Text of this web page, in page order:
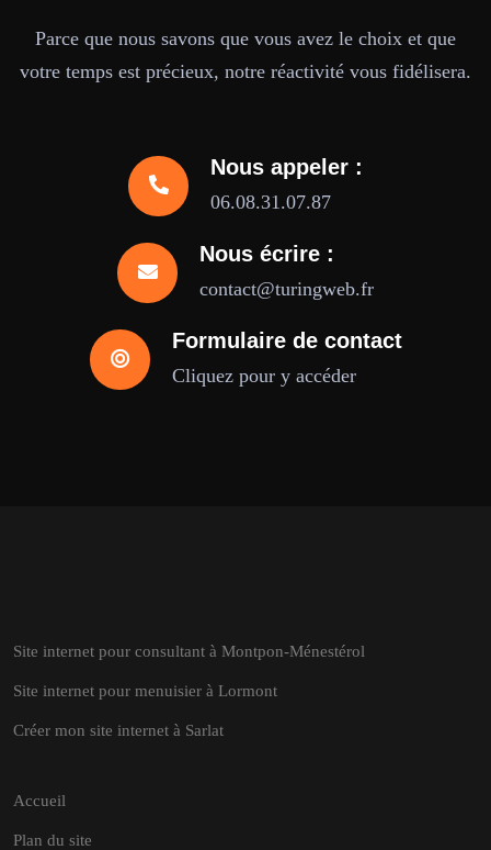
Parce que nous savons que vous avez le choix et que
votre temps est précieux, notre réactivité vous fidélisera.
Nous appeler :
06.08.31.07.87
Nous écrire :
contact@turingweb.fr
Formulaire de contact
Cliquez pour y accéder
Site internet pour consultant à Montpon-Ménestérol
Site internet pour menuisier à Lormont
Créer mon site internet à Sarlat
Accueil
Plan du site